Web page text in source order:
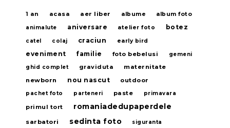
1 an acasa aer liber albume
album foto
animalute
aniversare atelier foto botez
catel colaj craciun early bird
eveniment familie foto bebelusi
gemeni
ghid complet
graviduta
maternitate
newborn
nou nascut outdoor
pachet foto parteneri paste primavara
primul tort romaniadedupaperdele
sarbatori sedinta foto siguranta